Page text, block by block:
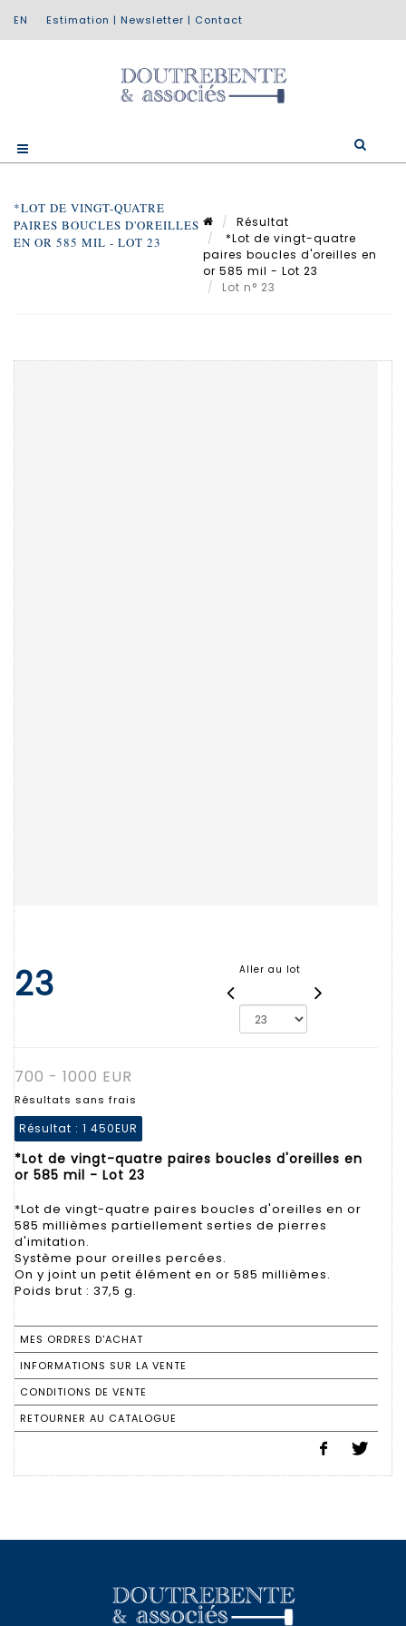
Estimation | Newsletter | Contact
*LOT DE VINGT-QUATRE
PAIRES BOUCLES D'OREILLES
EN OR 585 MIL - LOT 23
Résultat
*Lot de vingt-quatre
paires boucles d'oreilles en
or 585 mil - Lot 23
Lot n° 23
23 Aller au lot
700 - 1000 EUR
Résultats sans frais
Résultat : 1 450EUR
*Lot de vingt-quatre paires boucles d'oreilles en
or 585 mil - Lot 23
*Lot de vingt-quatre paires boucles d'oreilles en or
585 millièmes partiellement serties de pierres
d'imitation.
Système pour oreilles percées.
On y joint un petit élément en or 585 millièmes.
Poids brut : 37,5 g.
MES ORDRES D'ACHAT
INFORMATIONS SUR LA VENTE
CONDITIONS DE VENTE
RETOURNER AU CATALOGUE